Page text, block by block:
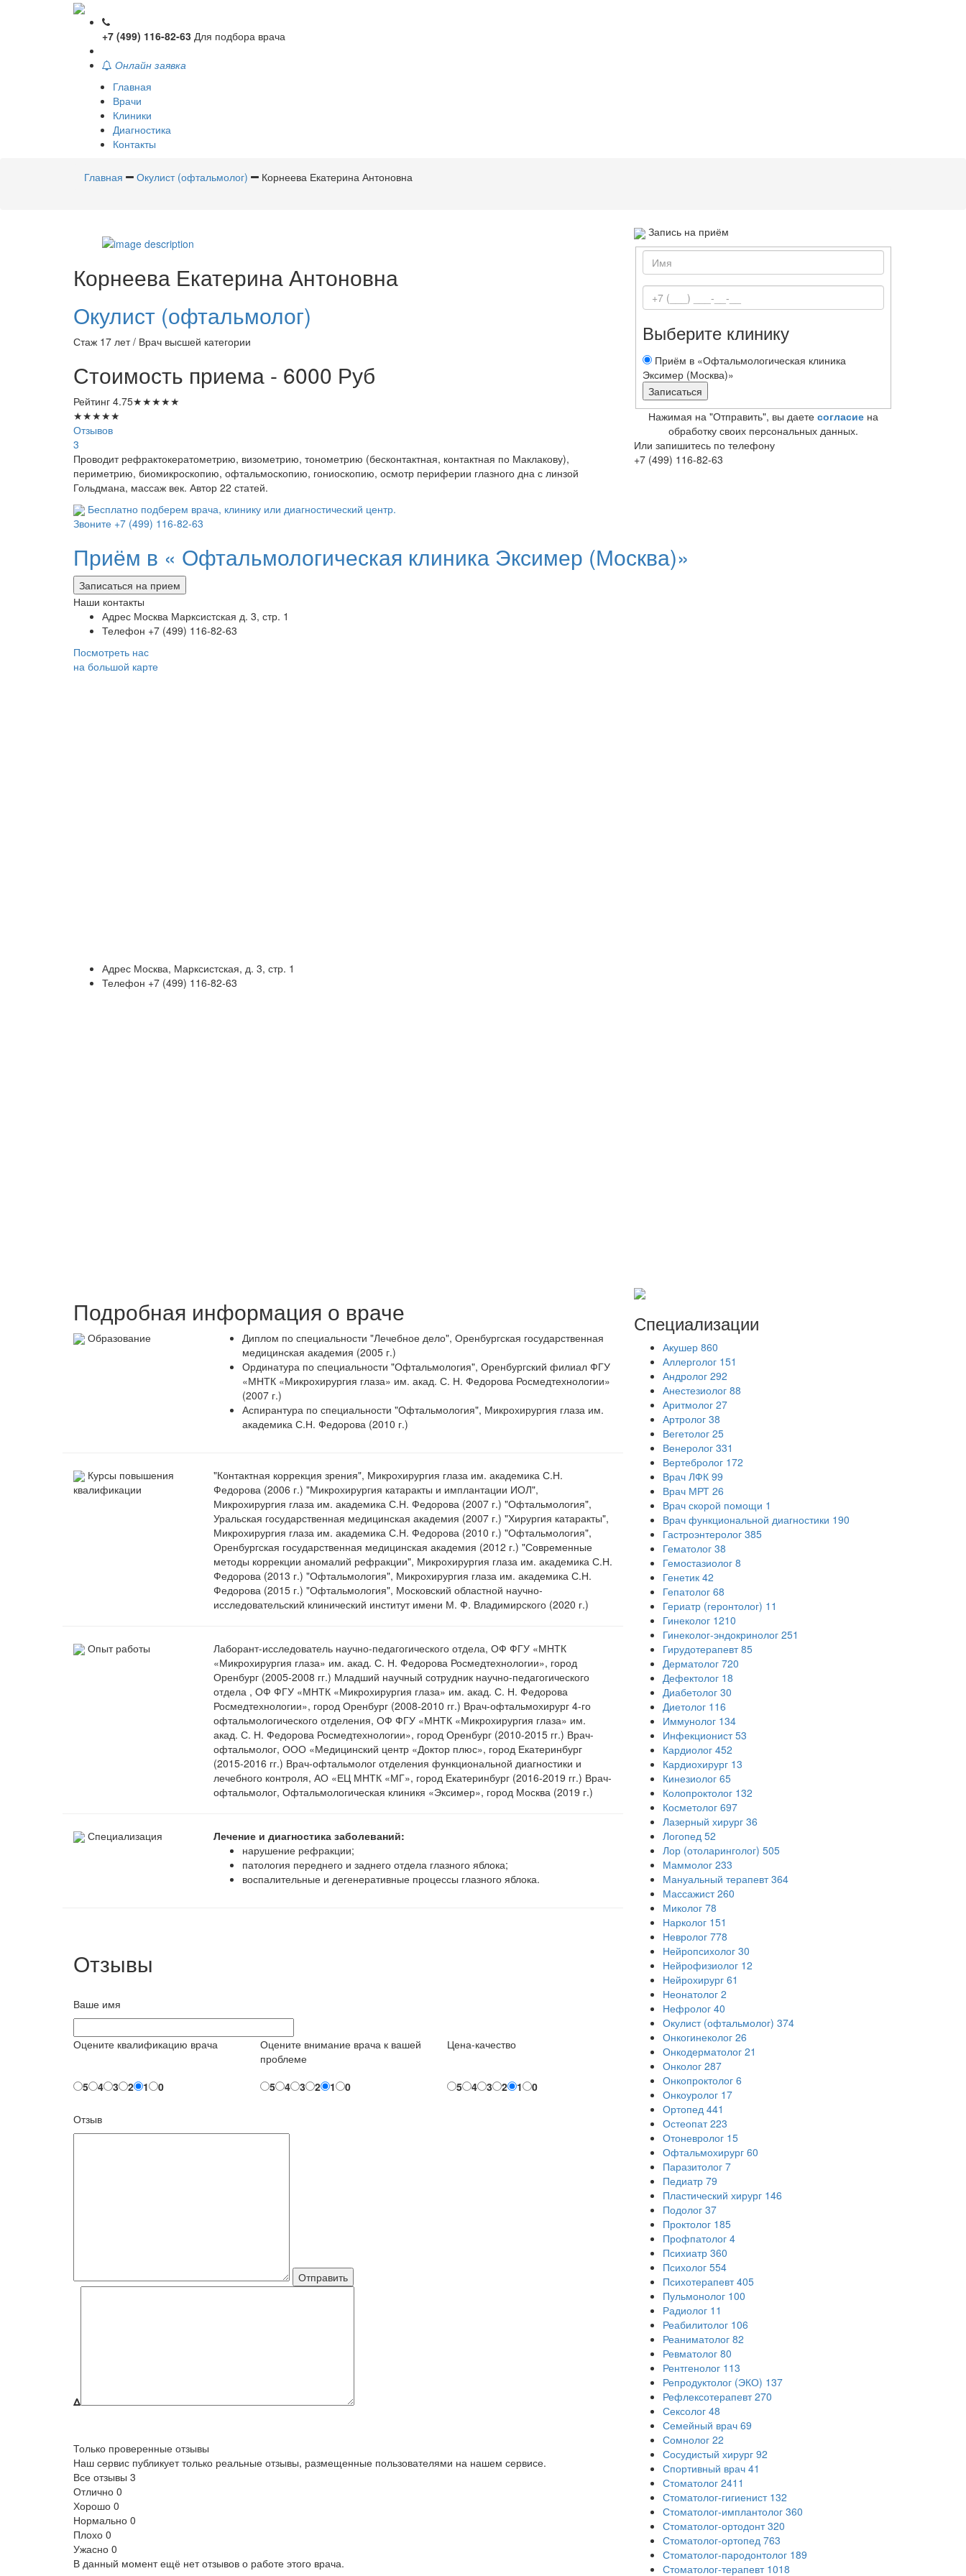
+7 (499) 116-82-63 Для подбора врача
Онлайн заявка
Главная
Врачи
Клиники
Диагностика
Контакты
Главная Окулист (офтальмолог) Корнеева Екатерина Антоновна
Корнеева Екатерина Антоновна
Окулист (офтальмолог)
Стаж 17 лет / Врач высшей категории
Стоимость приема - 6000 Руб
Рейтинг 4.75★★★★★
★★★★★
Отзывов
3
Проводит рефрактокератометрию, визометрию, тонометрию (бесконтактная, контактная по Маклакову),
периметрию, биомикроскопию, офтальмоскопию, гониоскопию, осмотр периферии глазного дна с линзой
Гольдмана, массаж век. Автор 22 статей.
Бесплатно подберем врача, клинику или диагностический центр.
Звоните +7 (499) 116-82-63
Запись на приём
Выберите клинику
Приём в «Офтальмологическая клиника
Эксимер (Москва)»
Нажимая на "Отправить", вы даете согласие на
обработку своих персональных данных.
Или запишитесь по телефону
+7 (499) 116-82-63
Приём в « Офтальмологическая клиника Эксимер (Москва)»
Записаться на прием
Наши контакты
Адрес Москва Марксистская д. 3, стр. 1
Телефон +7 (499) 116-82-63
Посмотреть нас
на большой карте
Адрес Москва, Марксистская, д. 3, стр. 1
Телефон +7 (499) 116-82-63
Подробная информация о враче
Образование
Диплом по специальности "Лечебное дело", Оренбургская государственная
медицинская академия (2005 г.)
Ординатура по специальности "Офтальмология", Оренбургский филиал ФГУ
«МНТК «Микрохирургия глаза» им. акад. С. Н. Федорова Росмедтехнологии»
(2007 г.)
Аспирантура по специальности "Офтальмология", Микрохирургия глаза им.
академика С.Н. Федорова (2010 г.)
Курсы повышения
квалификации
"Контактная коррекция зрения", Микрохирургия глаза им. академика С.Н.
Федорова (2006 г.) "Микрохирургия катаракты и имплантации ИОЛ",
Микрохирургия глаза им. академика С.Н. Федорова (2007 г.) "Офтальмология",
Уральская государственная медицинская академия (2007 г.) "Хирургия катаракты",
Микрохирургия глаза им. академика С.Н. Федорова (2010 г.) "Офтальмология",
Оренбургская государственная медицинская академия (2012 г.) "Современные
методы коррекции аномалий рефракции", Микрохирургия глаза им. академика С.Н.
Федорова (2013 г.) "Офтальмология", Микрохирургия глаза им. академика С.Н.
Федорова (2015 г.) "Офтальмология", Московский областной научно-
исследовательский клинический институт имени М. Ф. Владимирского (2020 г.)
Опыт работы
Лаборант-исследователь научно-педагогического отдела, ОФ ФГУ «МНТК
«Микрохирургия глаза» им. акад. С. Н. Федорова Росмедтехнологии», город
Оренбург (2005-2008 гг.) Младший научный сотрудник научно-педагогического
отдела , ОФ ФГУ «МНТК «Микрохирургия глаза» им. акад. С. Н. Федорова
Росмедтехнологии», город Оренбург (2008-2010 гг.) Врач-офтальмохирург 4-го
офтальмологического отделения, ОФ ФГУ «МНТК «Микрохирургия глаза» им.
акад. С. Н. Федорова Росмедтехнологии», город Оренбург (2010-2015 гг.) Врач-
офтальмолог, ООО «Медицинский центр «Доктор плюс», город Екатеринбург
(2015-2016 гг.) Врач-офтальмолог отделения функциональной диагностики и
лечебного контроля, АО «ЕЦ МНТК «МГ», город Екатеринбург (2016-2019 гг.) Врач-
офтальмолог, Офтальмологическая клиникя «Эксимер», город Москва (2019 г.)
Специализация
Лечение и диагностика заболеваний:
нарушение рефракции;
патология переднего и заднего отдела глазного яблока;
воспалительные и дегенеративные процессы глазного яблока.
Отзывы
Ваше имя
Оцените квалификацию врача
5 4 3 2 1 0
Оцените внимание врача к вашей
проблеме
5
4 3 2 1 0
Цена-качество
5 4 3 2 1 0
Отзыв
Δ
Только проверенные отзывы
Наш сервис публикует только реальные отзывы, размещенные пользователями на нашем сервисе.
Все отзывы 3
Отлично 0
Хорошо 0
Нормально 0
Плохо 0
Ужасно 0
В данный момент ещё нет отзывов о работе этого врача.
Специализации
Акушер 860
Аллерголог 151
Андролог 292
Анестезиолог 88
Аритмолог 27
Артролог 38
Вегетолог 25
Венеролог 331
Вертебролог 172
Врач ЛФК 99
Врач МРТ 26
Врач скорой помощи 1
Врач функциональной диагностики 190
Гастроэнтеролог 385
Гематолог 38
Гемостазиолог 8
Генетик 42
Гепатолог 68
Гериатр (геронтолог) 11
Гинеколог 1210
Гинеколог-эндокринолог 251
Гирудотерапевт 85
Дерматолог 720
Дефектолог 18
Диабетолог 30
Диетолог 116
Иммунолог 134
Инфекционист 53
Кардиолог 452
Кардиохирург 13
Кинезиолог 65
Колопроктолог 132
Косметолог 697
Лазерный хирург 36
Логопед 52
Лор (отоларинголог) 505
Маммолог 233
Мануальный терапевт 364
Массажист 260
Миколог 78
Нарколог 151
Невролог 778
Нейропсихолог 30
Нейрофизиолог 12
Нейрохирург 61
Неонатолог 2
Нефролог 40
Окулист (офтальмолог) 374
Онкогинеколог 26
Онкодерматолог 21
Онколог 287
Онкопроктолог 6
Онкоуролог 17
Ортопед 441
Остеопат 223
Отоневролог 15
Офтальмохирург 60
Паразитолог 7
Педиатр 79
Пластический хирург 146
Подолог 37
Проктолог 185
Профпатолог 4
Психиатр 360
Психолог 554
Психотерапевт 405
Пульмонолог 100
Радиолог 11
Реабилитолог 106
Реаниматолог 82
Ревматолог 80
Рентгенолог 113
Репродуктолог (ЭКО) 137
Рефлексотерапевт 270
Сексолог 48
Семейный врач 69
Сомнолог 22
Сосудистый хирург 92
Спортивный врач 41
Стоматолог 2411
Стоматолог-гигиенист 132
Стоматолог-имплантолог 360
Стоматолог-ортодонт 320
Стоматолог-ортопед 763
Стоматолог-пародонтолог 189
Стоматолог-терапевт 1018